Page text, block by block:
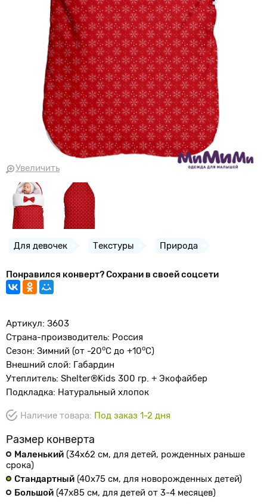
Увеличить
Для девочек Текстуры Природа
Понравился конверт? Сохрани в своей соцсети
Артикул: З603
Страна-производитель: Россия
Сезон: Зимний (от -20оС до +10oС)
Внешний слой: Габардин
Утеплитель: Shelter®Kids 300 гр. + Экофайбер
Подкладка: Натуральный хлопок
Наличие товара: Под заказ 1-2 дня
Размер конверта
Маленький (34х62 см, для детей, рожденных раньше
срока)
Стандартный (40х75 см, для новорожденных детей)
Большой (47х85 см, для детей от 3-4 месяцев)